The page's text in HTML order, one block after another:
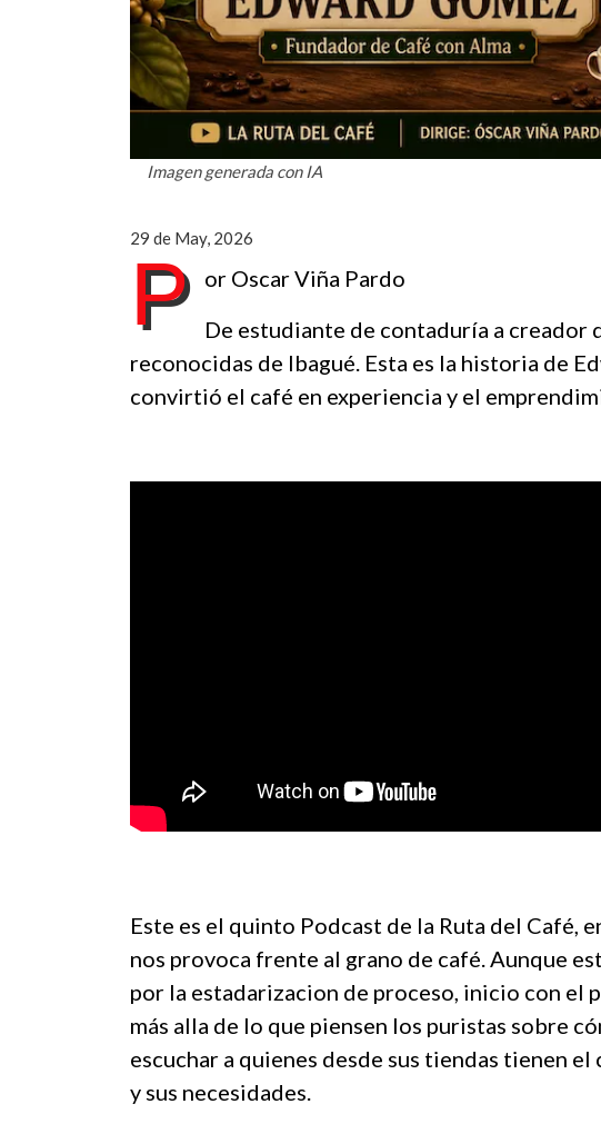
Imagen generada con IA
29 de May, 2026
P
or Oscar Viña Pardo
De estudiante de contaduría a creador
reconocidas de Ibagué. Esta es la historia de
convirtió el café en experiencia y el
Este es el quinto Podcast de la Ruta del Café,
nos provoca frente al grano de café. Aunque
por la estadarizacion de proceso, inicio con el
más alla de lo que piensen los puristas sobre
escuchar a quienes desde sus tiendas tienen
y sus necesidades.